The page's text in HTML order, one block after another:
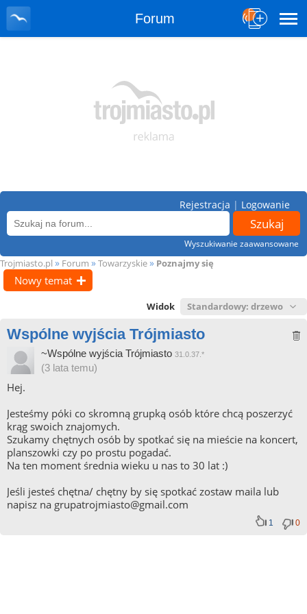
Forum
Wyszukiwanie zaawansowane
Rejestracja | Logowanie
Trojmiasto.pl » Forum » Towarzyskie» Poznajmy się
Nowy temat
Widok
Wspólne wyjścia Trójmiasto
~Wspólne wyjścia Trójmiasto 31.0.37.*
(3 lata temu)
Hej.
Jesteśmy póki co skromną grupką osób które chcą poszerzyć
krąg swoich znajomych.
Szukamy chętnych osób by spotkać się na mieście na koncert,
planszowki czy po prostu pogadać.
Na ten moment średnia wieku u nas to 30 lat :)
Jeśli jesteś chętna/ chętny by się spotkać zostaw maila lub
napisz na grupatrojmiasto@gmail.com
1 0